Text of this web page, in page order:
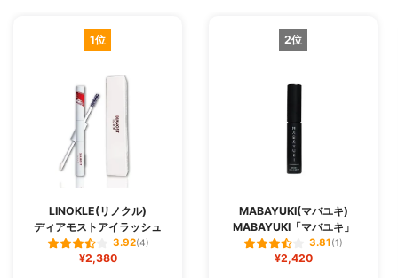
1位
LINOKLE(リノクル)
ディアモストアイラッシュ
3.92(4)
¥2,380
2位
MABAYUKI(マバユキ)
MABAYUKI「マバユキ」
3.81(1)
¥2,420